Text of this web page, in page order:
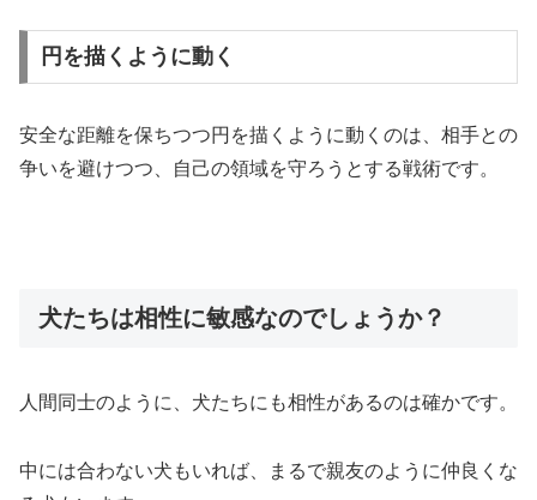
円を描くように動く
安全な距離を保ちつつ円を描くように動くのは、相手との
争いを避けつつ、自己の領域を守ろうとする戦術です。
犬たちは相性に敏感なのでしょうか？
人間同士のように、犬たちにも相性があるのは確かです。
中には合わない犬もいれば、まるで親友のように仲良くな